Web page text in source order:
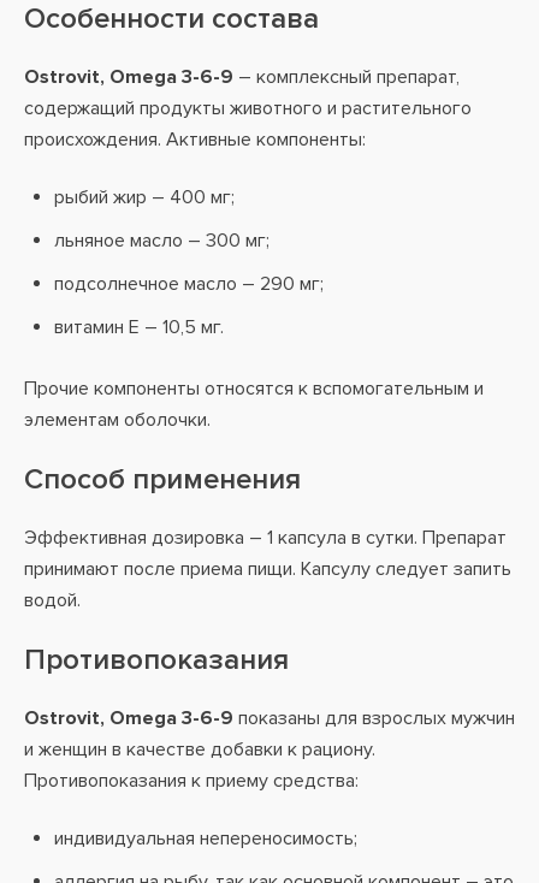
Особенности состава
Ostrovit, Omega 3-6-9 – комплексный препарат,
содержащий продукты животного и растительного
происхождения. Активные компоненты:
рыбий жир – 400 мг;
льняное масло – 300 мг;
подсолнечное масло – 290 мг;
витамин E – 10,5 мг.
Прочие компоненты относятся к вспомогательным и
элементам оболочки.
Способ применения
Эффективная дозировка – 1 капсула в сутки. Препарат
принимают после приема пищи. Капсулу следует запить
водой.
Противопоказания
Ostrovit, Omega 3-6-9 показаны для взрослых мужчин
и женщин в качестве добавки к рациону.
Противопоказания к приему средства:
индивидуальная непереносимость;